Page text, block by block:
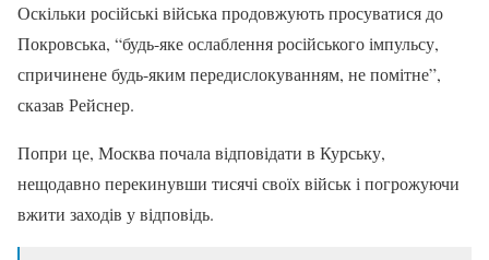
Оскільки російські війська продовжують просуватися до
Покровська, “будь-яке ослаблення російського імпульсу,
спричинене будь-яким передислокуванням, не помітне”,
сказав Рейснер.
Попри це, Москва почала відповідати в Курську,
нещодавно перекинувши тисячі своїх військ і погрожуючи
вжити заходів у відповідь.